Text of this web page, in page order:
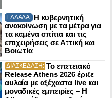
ΕΛΛΑΔΑ: Η κυβερνητική
ανακοίνωση με τα μέτρα για
τα καμένα σπίτια και τις
επιχειρήσεις σε Αττική και
Βοιωτία
ΔΙΑΣΚΕΔΑΣΗ: Το επετειακό
Release Athens 2026 έριξε
αυλαία με αξέχαστα live και
μοναδικές εμπειρίες – Η